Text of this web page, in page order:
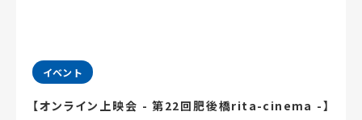
イベント
【オンライン上映会 - 第22回肥後橋rita-cinema -】